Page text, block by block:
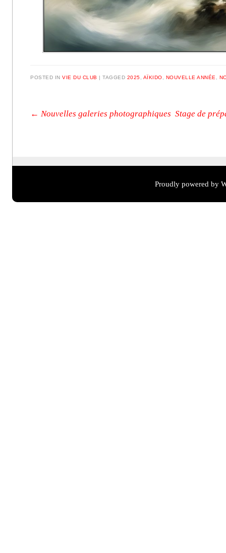
POSTED INVIE DU CLUB |TAGGED 2025 AÏKIDO NOUVELLE ANNÉE
Post navigation
← Nouvelles galeries photographiques Stage de
Proudly powered by